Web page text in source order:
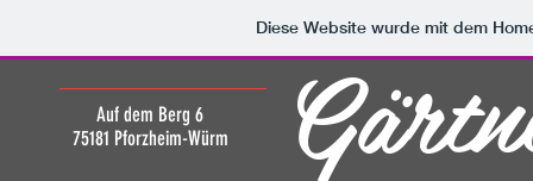
Diese Website wurde mit dem
Auf dem Berg 6
75181 Pforzheim-Würm